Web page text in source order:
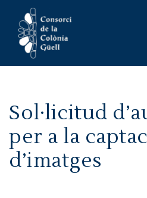
Sol·licitud
per a la
d’imatges